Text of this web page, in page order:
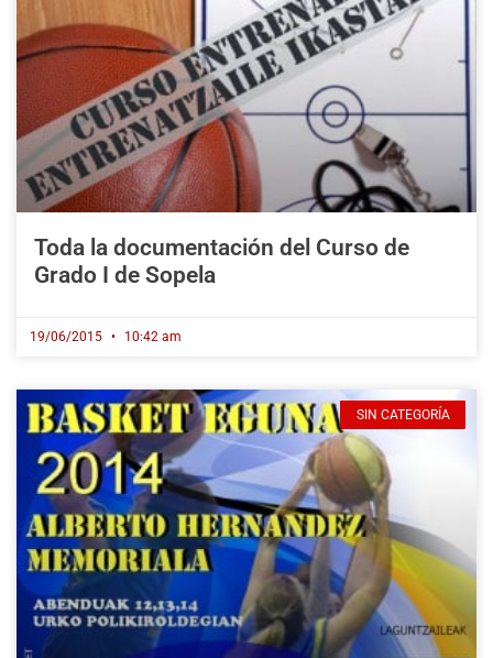
Toda la documentación del Curso de
Grado I de Sopela
19/06/2015 10:42 am
SIN CATEGORÍA